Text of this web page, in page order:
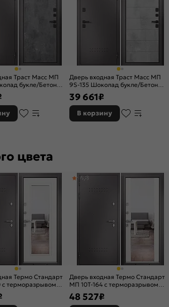
Траст Масс МП
букле/Бетон
с ночной
Дверь входная Траст Масс МП
9S-135 Шоколад букле/Бетон
серый, 2 замка, с ночной
задвижкой
39 661₽
В корзину
цвета
Термо Стандарт
с терморазрывом
Белый ларче, 2
задвижкой
Дверь входная Термо Стандарт
МП 10T-164 с терморазрывом
Шоколад букле/Белый ларче, 2
замка, с ночной задвижкой
4,8
48 527₽